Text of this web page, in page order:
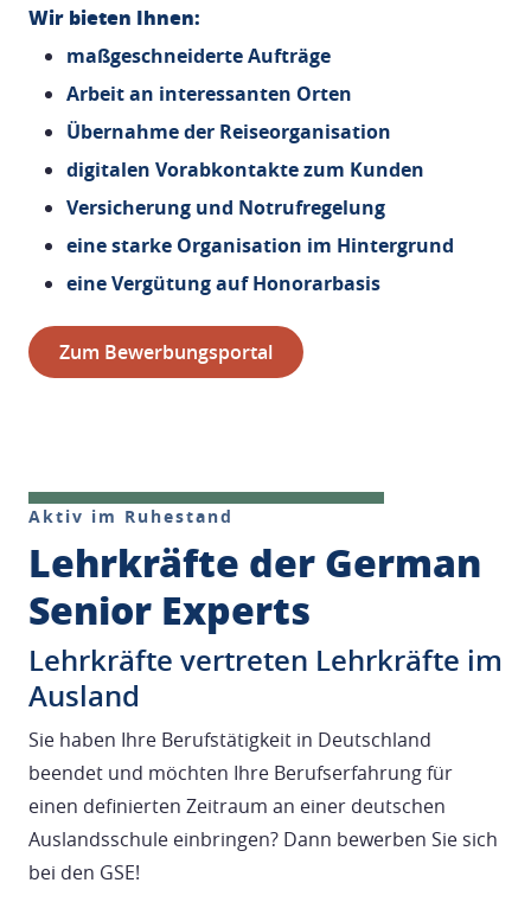
Wir bieten Ihnen:
maßgeschneiderte Aufträge
Arbeit an interessanten Orten
Übernahme der Reiseorganisation
digitalen Vorabkontakte zum Kunden
Versicherung und Notrufregelung
eine starke Organisation im Hintergrund
eine Vergütung auf Honorarbasis
Zum Bewerbungsportal
Aktiv im Ruhestand
Lehrkräfte der German
Senior Experts
Lehrkräfte vertreten Lehrkräfte im
Ausland
Sie haben Ihre Berufstätigkeit in Deutschland
beendet und möchten Ihre Berufserfahrung für
einen definierten Zeitraum an einer deutschen
Auslandsschule einbringen? Dann bewerben Sie sich
bei den GSE!